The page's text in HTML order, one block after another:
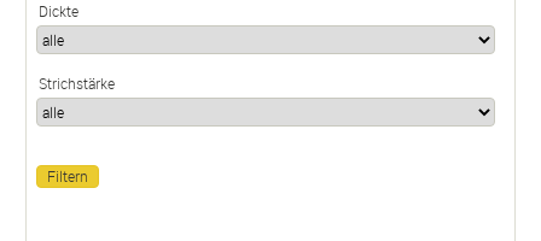
Dickte
Strichstärke